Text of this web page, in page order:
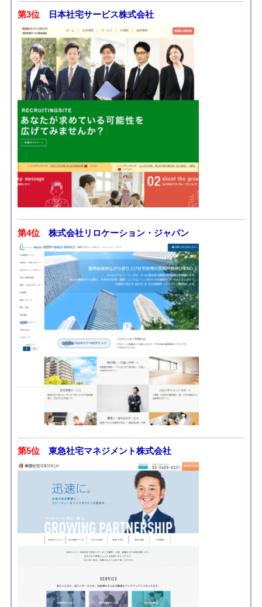
第3位 日本社宅サービス株式会社
第4位 株式会社リロケーション・ジャパン
第5位 東急社宅マネジメント株式会社